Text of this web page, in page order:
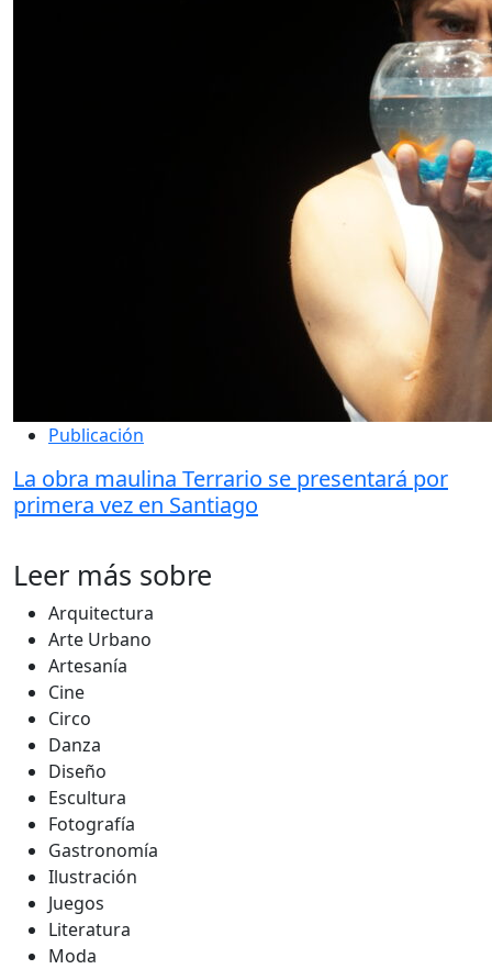
Publicación
La obra maulina Terrario se presentará por
primera vez en Santiago
Leer más sobre
Arquitectura
Arte Urbano
Artesanía
Cine
Circo
Danza
Diseño
Escultura
Fotografía
Gastronomía
Ilustración
Juegos
Literatura
Moda